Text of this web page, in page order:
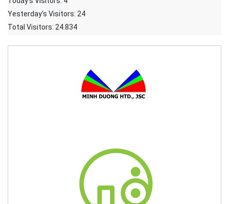
Yesterday's Visitors: 24
Total Visitors: 24.834